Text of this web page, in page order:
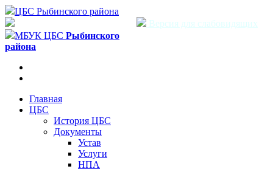
ЦБС Рыбинского района
Версия для слабовидящих
МБУК ЦБС Рыбинского
района
Главная
ЦБС
История ЦБС
Документы
Устав
Услуги
НПА